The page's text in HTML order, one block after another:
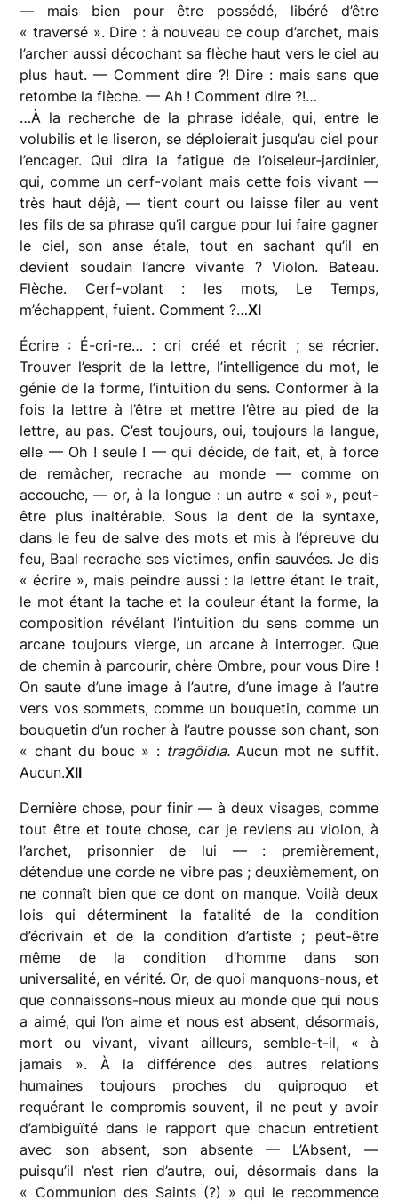
— mais bien pour être possédé, libéré d’être
« traversé ». Dire : à nouveau ce coup d’archet, mais
l’archer aussi décochant sa flèche haut vers le ciel au
plus haut. — Comment dire ?! Dire : mais sans que
retombe la flèche. — Ah ! Comment dire ?!…
…À la recherche de la phrase idéale, qui, entre le
volubilis et le liseron, se déploierait jusqu’au ciel pour
l’encager. Qui dira la fatigue de l’oiseleur-jardinier,
qui, comme un cerf-volant mais cette fois vivant —
très haut déjà, — tient court ou laisse filer au vent
les fils de sa phrase qu’il cargue pour lui faire gagner
le ciel, son anse étale, tout en sachant qu’il en
devient soudain l’ancre vivante ? Violon. Bateau.
Flèche. Cerf-volant : les mots, Le Temps,
m’échappent, fuient. Comment ?…XI
Écrire : É-cri-re… : cri créé et récrit ; se récrier.
Trouver l’esprit de la lettre, l’intelligence du mot, le
génie de la forme, l’intuition du sens. Conformer à la
fois la lettre à l’être et mettre l’être au pied de la
lettre, au pas. C’est toujours, oui, toujours la langue,
elle — Oh ! seule ! — qui décide, de fait, et, à force
de remâcher, recrache au monde — comme on
accouche, — or, à la longue : un autre « soi », peut-
être plus inaltérable. Sous la dent de la syntaxe,
dans le feu de salve des mots et mis à l’épreuve du
feu, Baal recrache ses victimes, enfin sauvées. Je dis
« écrire », mais peindre aussi : la lettre étant le trait,
le mot étant la tache et la couleur étant la forme, la
composition révélant l’intuition du sens comme un
arcane toujours vierge, un arcane à interroger. Que
de chemin à parcourir, chère Ombre, pour vous Dire !
On saute d’une image à l’autre, d’une image à l’autre
vers vos sommets, comme un bouquetin, comme un
bouquetin d’un rocher à l’autre pousse son chant, son
« chant du bouc » : tragôidia.Aucun mot ne suffit.
Aucun.XII
Dernière chose, pour finir — à deux visages, comme
tout être et toute chose, car je reviens au violon, à
l’archet, prisonnier de lui — : premièrement,
détendue une corde ne vibre pas ; deuxièmement, on
ne connaît bien que ce dont on manque. Voilà deux
lois qui déterminent la fatalité de la condition
d’écrivain et de la condition d’artiste ; peut-être
même de la condition d’homme dans son
universalité, en vérité. Or, de quoi manquons-nous, et
que connaissons-nous mieux au monde que qui nous
a aimé, qui l’on aime et nous est absent, désormais,
mort ou vivant, vivant ailleurs, semble-t-il, « à
jamais ». À la différence des autres relations
humaines toujours proches du quiproquo et
requérant le compromis souvent, il ne peut y avoir
d’ambiguïté dans le rapport que chacun entretient
avec son absent, son absente — L’Absent, —
puisqu’il n’est rien d’autre, oui, désormais dans la
« Communion des Saints (?) » qui le recommence